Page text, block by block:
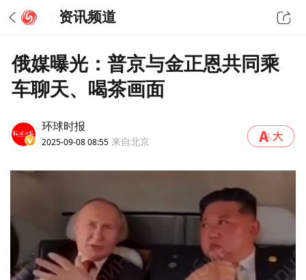
资讯频道
俄媒曝光：普京与金正恩共同乘
车聊天、喝茶画面
环球时报
2025-09-08 08:55 来自北京